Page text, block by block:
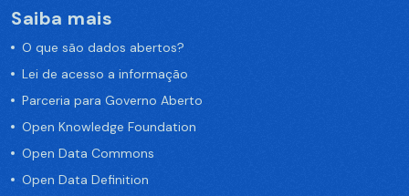
Saiba mais
O que são dados abertos?
Lei de acesso a informação
Parceria para Governo Aberto
Open Knowledge Foundation
Open Data Commons
Open Data Definition